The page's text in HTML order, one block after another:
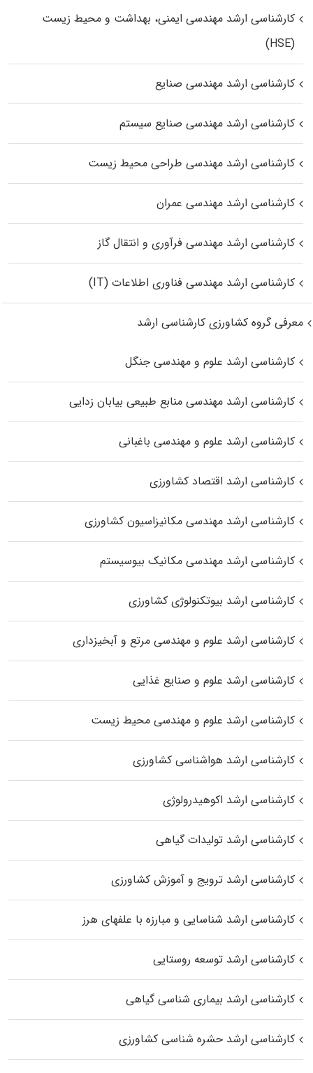
کارشناسی ارشد مهندسی ایمنی، بهداشت و محیط زیست
(HSE)
کارشناسی ارشد مهندسی صنایع
کارشناسی ارشد مهندسی صنایع سیستم
کارشناسی ارشد مهندسی طراحی محیط زیست
کارشناسی ارشد مهندسی عمران
کارشناسی ارشد مهندسی فرآوری و انتقال گاز
کارشناسی ارشد مهندسی فناوری اطلاعات (IT)
معرفی گروه کشاورزی کارشناسی ارشد
کارشناسی ارشد علوم و مهندسی جنگل
کارشناسی ارشد مهندسی منابع طبیعی بیابان زدایی
کارشناسی ارشد علوم و مهندسی باغبانی
کارشناسی ارشد اقتصاد کشاورزی
کارشناسی ارشد مهندسی مکانیزاسیون کشاورزی
کارشناسی ارشد مهندسی مکانیک بیوسیستم
کارشناسی ارشد بیوتکنولوژی کشاورزی
کارشناسی ارشد علوم و مهندسی مرتع و آبخیزداری
کارشناسی ارشد علوم و صنایع غذایی
کارشناسی ارشد علوم و مهندسی محیط زیست
کارشناسی ارشد هواشناسی کشاورزی
کارشناسی ارشد اکوهیدرولوژی
کارشناسی ارشد تولیدات گیاهی
کارشناسی ارشد ترویج و آموزش کشاورزی
کارشناسی ارشد شناسایی و مبارزه با علفهای هرز
کارشناسی ارشد توسعه روستایی
کارشناسی ارشد بیماری‌ شناسی گیاهی
کارشناسی ارشد حشره‌ شناسی کشاورزی